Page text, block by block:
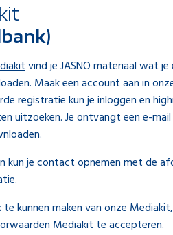
vind je JASNO materiaal wat
Maak een account aan in
registratie kun je inloggen en
uitzoeken. Je ontvangt een e-
kun je contact opnemen met de
te kunnen maken van onze
Mediakit te accepteren.